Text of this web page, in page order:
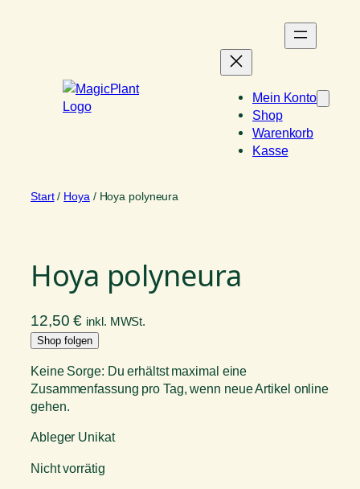
Mein Konto
Shop
Warenkorb
Kasse
Start/ Hoya / Hoya polyneura
Hoya polyneura
12,50€ inkl. MWSt.
Shop folgen
Keine Sorge: Du erhältst maximal eine
Zusammenfassung pro Tag, wenn neue Artikel online
gehen.
Ableger Unikat
Nicht vorrätig